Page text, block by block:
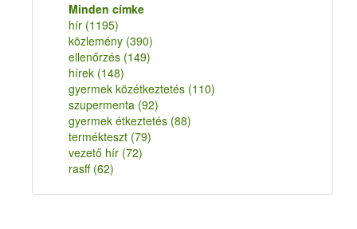
Minden címke
hír (1195)
közlemény (390)
ellenőrzés (149)
hírek (148)
gyermek közétkeztetés (110)
szupermenta (92)
gyermek étkeztetés (88)
termékteszt (79)
vezető hír (72)
rasff (62)